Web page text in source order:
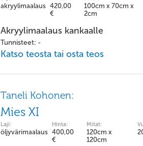
akryylimaalaus 420,00
€
100cm x 70cm x
2cm
Akryylimaalaus kankaalle
Tunnisteet: -
Katso teosta tai osta teos
Taneli Kohonen:
Mies XI
Laji:
öljyvärimaalaus
Hinta:
400,00
€
Mitat:
120cm x
120cm